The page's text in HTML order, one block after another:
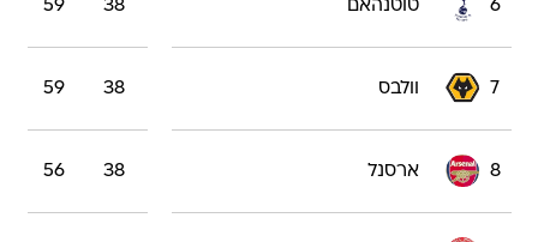
6 טוטנהאם 38
59
7 וולבס 38
59
8 ארסנל 38
56